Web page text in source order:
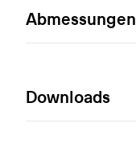
Abmessungen
Downloads